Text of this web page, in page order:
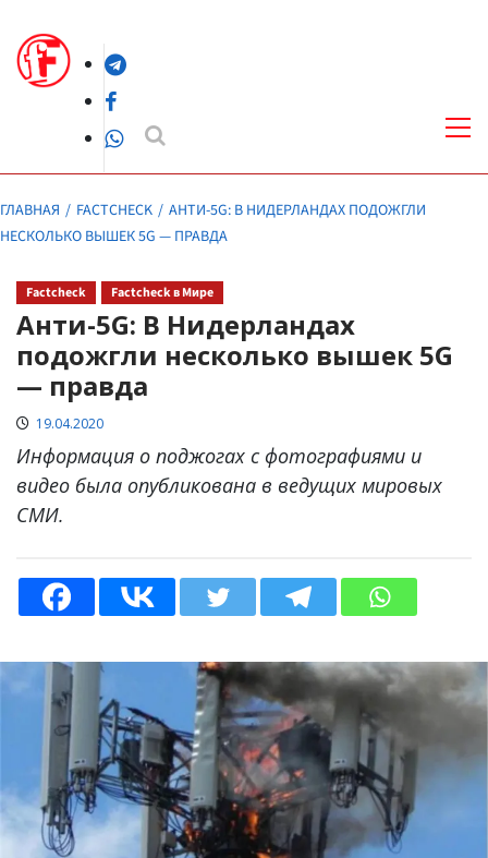
содержимомуTelegram
Facebook
WhatsApp
ГЛАВНАЯ FACTCHECK
АНТИ-5G: В НИДЕРЛАНДАХ ПОДОЖГЛИ
НЕСКОЛЬКО ВЫШЕК 5G — ПРАВДА
Factcheck Factcheck в Мире
Анти-5G: В Нидерландах
подожгли несколько вышек 5G
— правда
19.04.2020
Информация о поджогах с фотографиями и
видео была опубликована в ведущих мировых
СМИ.